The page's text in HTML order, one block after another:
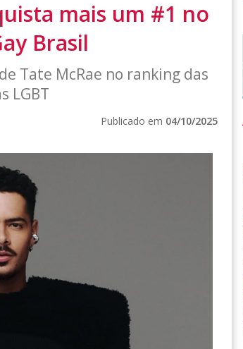
mais um #1 no
Brasil
Tate McRae no ranking das
LGBT
Publicado em 04/10/2025